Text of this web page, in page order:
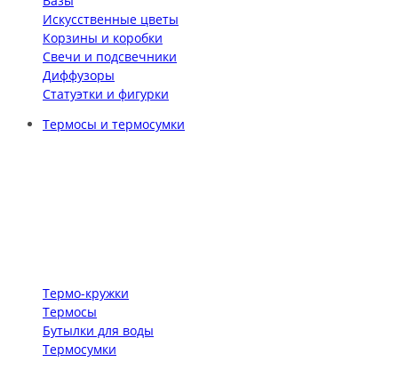
Искусственные цветы
Корзины и коробки
Свечи и подсвечники
Диффузоры
Статуэтки и фигурки
Термосы и термосумки
Термо-кружки
Термосы
Бутылки для воды
Термосумки